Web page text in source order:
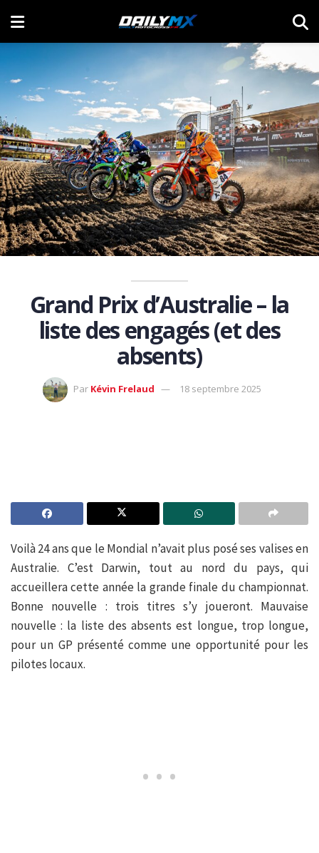
Grand Prix d’Australie – la
liste des engagés (et des
absents)
Par Kévin Frelaud 18 septembre 2025
Voilà 24 ans que le Mondial n’avait plus posé ses valises en
Australie. C’est Darwin, tout au nord du pays, qui
accueillera cette année la grande finale du championnat.
Bonne nouvelle : trois titres s’y joueront. Mauvaise
nouvelle : la liste des absents est longue, trop longue,
pour un GP présenté comme une opportunité pour les
pilotes locaux.